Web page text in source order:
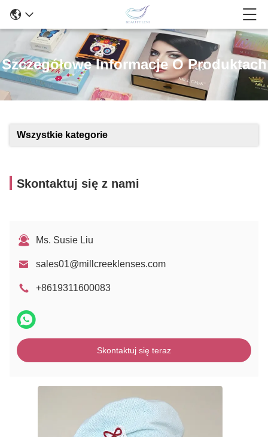
Szczegółowe Informacje O Produktach
Wszystkie kategorie
Skontaktuj się z nami
Ms. Susie Liu
sales01@millcreeklenses.com
+8619311600083
Skontaktuj się teraz